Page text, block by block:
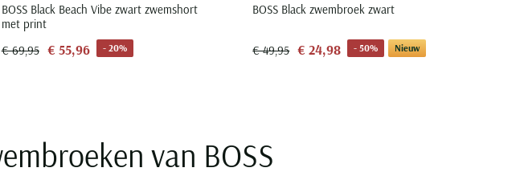
BOSS Black Beach Vibe zwart zwemshort
met print
€ 69,95 € 55,96 - 20%
BOSS Black zwembroek zwart
€ 49,95 € 24,98 - 50% Nieuw
van BOSS